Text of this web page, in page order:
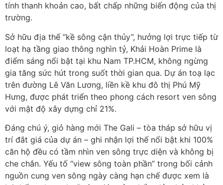
tính thanh khoản cao, bất chấp những biến động của thị
trường.
Sở hữu địa thế “kề sông cận thủy”, hưởng lợi trực tiếp từ
loạt hạ tầng giao thông nghìn tỷ, Khải Hoàn Prime là
điểm sáng nổi bật tại khu Nam TP.HCM, không ngừng
gia tăng sức hút trong suốt thời gian qua. Dự án toạ lạc
trên đường Lê Văn Lương, liền kề khu đô thị Phú Mỹ
Hưng, được phát triển theo phong cách resort ven sông
với mật độ xây dựng chỉ 21%.
Đáng chú ý, giỏ hàng mới The Gali – tòa tháp sở hữu vị
trí đắt giá của dự án – ghi nhận lợi thế nổi bật khi 100%
căn hộ đều có tầm nhìn ven sông trực diện và không bị
che chắn. Yếu tố “view sông toàn phần” trong bối cảnh
nguồn cung ven sông ngày càng hạn chế được xem là